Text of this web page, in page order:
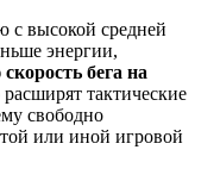
с высокой средней
энергии,
бега на
тактические
свободно
или иной игровой